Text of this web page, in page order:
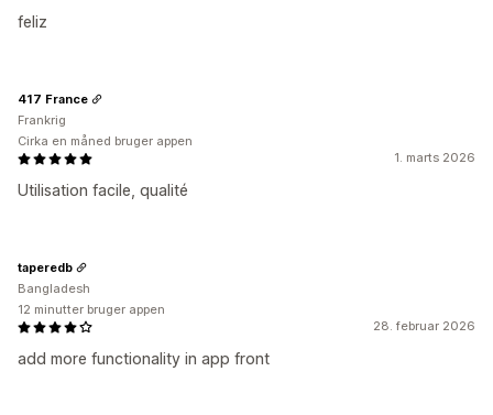
feliz
1. marts 2026
Utilisation facile, qualité
417 France
Frankrig
Cirka en måned bruger appen
28. februar 2026
add more functionality in app front
taperedb
Bangladesh
12 minutter bruger appen